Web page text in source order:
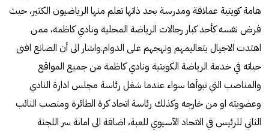
هامة كويتية عملاقة ومدرسة بحد ذاتها تعلم منها الرياضيون الكثير، حيث
فرض نفسه كأحد كبار رجالات الرياضة المحلية ونادي كاظمة، ممن
اهتدت الاجيال بتعاليمهم ونهجهم على الدوام.واشار الى أن الصانع افنى
حياته في خدمة الرياضة الكويتية ونادي كاظمة من جميع المواقع
والمناصب التي تبوأها سواء عندما شغل رئاسة مجلس ادارة النادي
وعضويته او من خارجه وكذلك رئاسة اتحاد كرة الطائرة ومنصب النائب
الثاني للرئيس في الاتحاد الآسيوي للعبة، اضافة الى امانة سر اللجنة